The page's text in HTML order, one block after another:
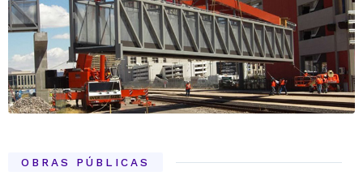
OBRAS PÚBLICAS